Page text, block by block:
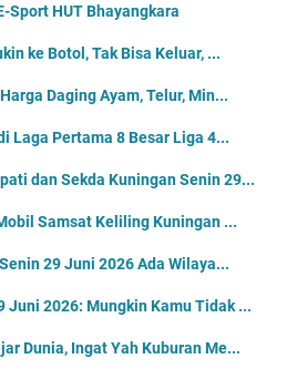
Sport HUT Bhayangkara
ke Botol, Tak Bisa Keluar, ...
Daging Ayam, Telur, Min...
Laga Pertama 8 Besar Liga 4...
dan Sekda Kuningan Senin 29...
Samsat Keliling Kuningan ...
29 Juni 2026 Ada Wilaya...
Juni 2026: Mungkin Kamu Tidak ...
Dunia, Ingat Yah Kuburan Me...